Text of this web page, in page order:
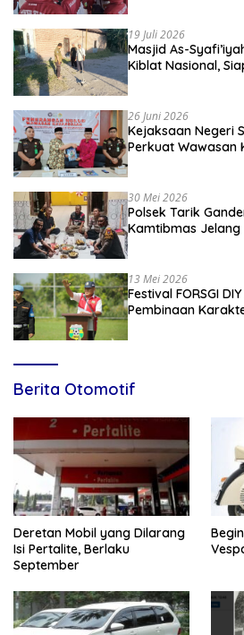
19 Juli 2026
Masjid As-
Kiblat Nasional,
26 Juni 2026
Kejaksaan Negeri
Perkuat Wawasan
30 Mei 2026
Polsek Tarik
Kamtibmas Jelang
13 Mei 2026
Festival FORSGI
Pembinaan
Berita Otomotif
Deretan Mobil yang Dilarang
Isi Pertalite, Berlaku
September